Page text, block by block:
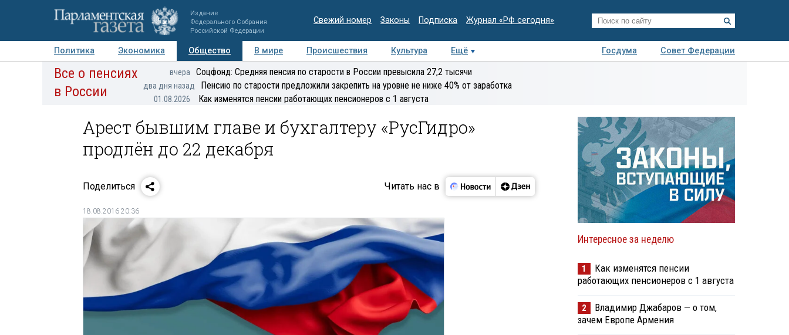
Издание
Федерального Собрания
Российской Федерации
Свежий номер Законы Подписка Журнал «РФ сегодня»
Политика Экономика Общество В мире Происшествия Культура Ещё Госдума
Совет Федерации
Авторы Персоны Мнения Регионы Медиацентр Интервью Колумнисты
экспертиза
Все о пенсиях
в России
вчера Соцфонд: Средняя пенсия по старости в России превысила 27,2 тысячи
два дня назад Пенсию по старости предложили закрепить на уровне не ниже 40% от заработка
01.08.2026 Как изменятся пенсии работающих пенсионеров с 1 августа
Арест бывшим главе и бухгалтеру «РусГидро»
продлён до 22 декабря
Поделиться Читать нас в
18.08.2016 20:36
Интересное за неделю
1
Как изменятся пенсии
работающих пенсионеров с 1 августа
2
Владимир Джабаров — о том,
зачем Европе Армения